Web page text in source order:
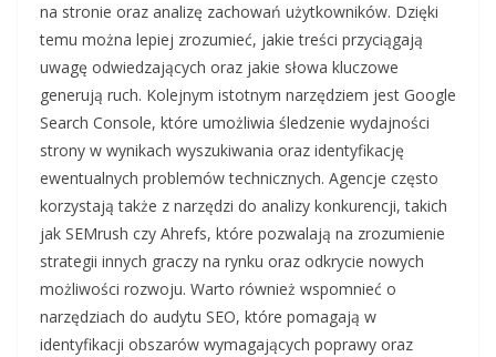
na stronie oraz analizę zachowań użytkowników. Dzięki
temu można lepiej zrozumieć, jakie treści przyciągają
uwagę odwiedzających oraz jakie słowa kluczowe
generują ruch. Kolejnym istotnym narzędziem jest Google
Search Console, które umożliwia śledzenie wydajności
strony w wynikach wyszukiwania oraz identyfikację
ewentualnych problemów technicznych. Agencje często
korzystają także z narzędzi do analizy konkurencji, takich
jak SEMrush czy Ahrefs, które pozwalają na zrozumienie
strategii innych graczy na rynku oraz odkrycie nowych
możliwości rozwoju. Warto również wspomnieć o
narzędziach do audytu SEO, które pomagają w
identyfikacji obszarów wymagających poprawy oraz